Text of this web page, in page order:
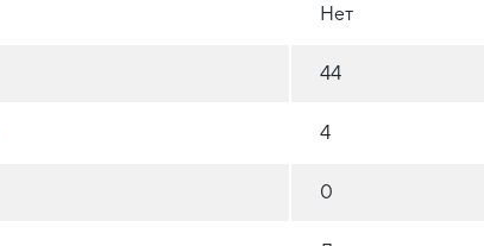
Нет
44
4
0